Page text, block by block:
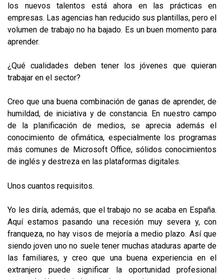
los nuevos talentos está ahora en las prácticas en
empresas. Las agencias han reducido sus plantillas, pero el
volumen de trabajo no ha bajado. Es un buen momento para
aprender.
¿Qué cualidades deben tener los jóvenes que quieran
trabajar en el sector?
Creo que una buena combinación de ganas de aprender, de
humildad, de iniciativa y de constancia. En nuestro campo
de la planificación de medios, se aprecia además el
conocimiento de ofimática, especialmente los programas
más comunes de Microsoft Office, sólidos conocimientos
de inglés y destreza en las plataformas digitales.
Unos cuantos requisitos.
Yo les diría, además, que el trabajo no se acaba en España.
Aquí estamos pasando una recesión muy severa y, con
franqueza, no hay visos de mejoría a medio plazo. Así que
siendo joven uno no suele tener muchas ataduras aparte de
las familiares, y creo que una buena experiencia en el
extranjero puede significar la oportunidad profesional